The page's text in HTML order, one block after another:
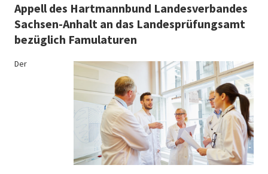
Appell des Hartmannbund Landesverbandes
Sachsen-Anhalt an das Landesprüfungsamt
bezüglich Famulaturen
Der